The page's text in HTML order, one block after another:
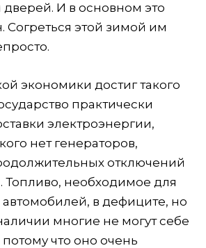
дверей. И в основном это
Согреться этой зимой им
экономики достиг такого
практически
электроэнергии,
нет генераторов,
отключений
Топливо, необходимое для
автомобилей, в дефиците, но
многие не могут себе
потому что оно очень